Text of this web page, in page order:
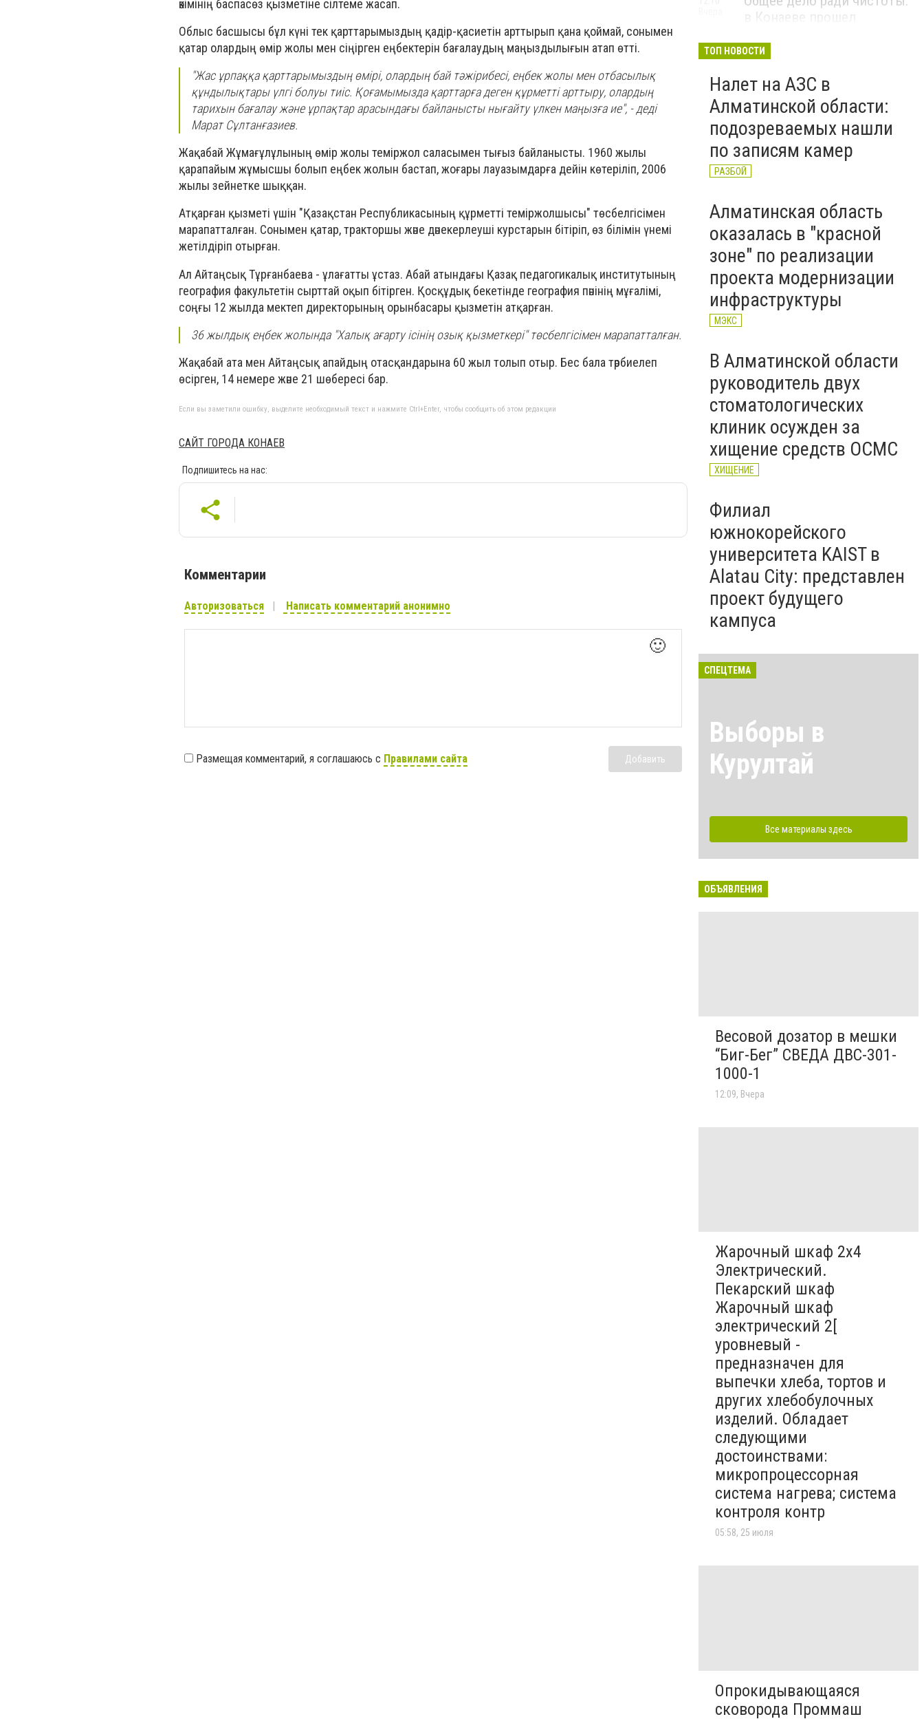
әкімінің баспасөз қызметіне сілтеме жасап.
Облыс басшысы бұл күні тек қарттарымыздың қадір-қасиетін арттырып қана қоймай, сонымен
қатар олардың өмір жолы мен сіңірген еңбектерін бағалаудың маңыздылығын атап өтті.
"Жас ұрпаққа қарттарымыздың өмірі, олардың бай тәжірибесі, еңбек жолы мен отбасылық
құндылықтары үлгі болуы тиіс. Қоғамымызда қарттарға деген құрметті арттыру, олардың
тарихын бағалау және ұрпақтар арасындағы байланысты нығайту үлкен маңызға ие", - деді
Марат Сұлтанғазиев.
Жақабай Жұмағұлұлының өмір жолы теміржол саласымен тығыз байланысты. 1960 жылы
қарапайым жұмысшы болып еңбек жолын бастап, жоғары лауазымдарға дейін көтеріліп, 2006
жылы зейнетке шыққан.
Атқарған қызметі үшін "Қазақстан Республикасының құрметті теміржолшысы" төсбелгісімен
марапатталған. Сонымен қатар, тракторшы және дәнекерлеуші курстарын бітіріп, өз білімін үнемі
жетілдіріп отырған.
Ал Айтаңсық Тұрғанбаева - ұлағатты ұстаз. Абай атындағы Қазақ педагогикалық институтының
география факультетін сырттай оқып бітірген. Қосқұдық бекетінде география пәнінің мұғалімі,
соңғы 12 жылда мектеп директорының орынбасары қызметін атқарған.
36 жылдық еңбек жолында "Халық ағарту ісінің озық қызметкері" төсбелгісімен марапатталған.
Жақабай ата мен Айтаңсық апайдың отасқандарына 60 жыл толып отыр. Бес бала тәрбиелеп
өсірген, 14 немере және 21 шөбересі бар.
Если вы заметили ошибку, выделите необходимый текст и нажмите Ctrl+Enter, чтобы сообщить об этом редакции
САЙТ ГОРОДА КОНАЕВ
Подпишитесь на нас:
Комментарии
Авторизоваться Написать комментарий анонимно
🙂
Размещая комментарий, я соглашаюсь с Правилами сайта Добавить
в Конаеве прошел
ЭКОАКЦИЯ
ТОП НОВОСТИ
Налет на АЗС в
Алматинской области:
подозреваемых нашли
по записям камер
РАЗБОЙ
Алматинская область
оказалась в "красной
зоне" по реализации
проекта модернизации
инфраструктуры
МЭКС
В Алматинской области
руководитель двух
стоматологических
клиник осужден за
хищение средств ОСМС
ХИЩЕНИЕ
Филиал
южнокорейского
университета KAIST в
Alatau City: представлен
проект будущего
кампуса
СПЕЦТЕМА
Выборы в
Курултай
Все материалы здесь
ОБЪЯВЛЕНИЯ
Весовой дозатор в мешки
“Биг-Бег” СВЕДА ДВС-301-
1000-1
12:09, Вчера
Жарочный шкаф 2х4
Электрический.
Пекарский шкаф
Жарочный шкаф
электрический 2[
уровневый -
предназначен для
выпечки хлеба, тортов и
других хлебобулочных
изделий. Обладает
следующими
достоинствами:
микропроцессорная
система нагрева; система
контроля контр
05:58, 25 июля
Опрокидывающаяся
сковорода Проммаш